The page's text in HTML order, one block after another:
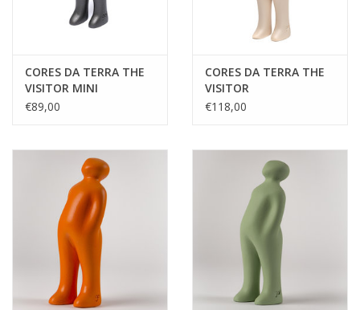
CORES DA TERRA THE
VISITOR MINI
€89,00
CORES DA TERRA THE
VISITOR
€118,00